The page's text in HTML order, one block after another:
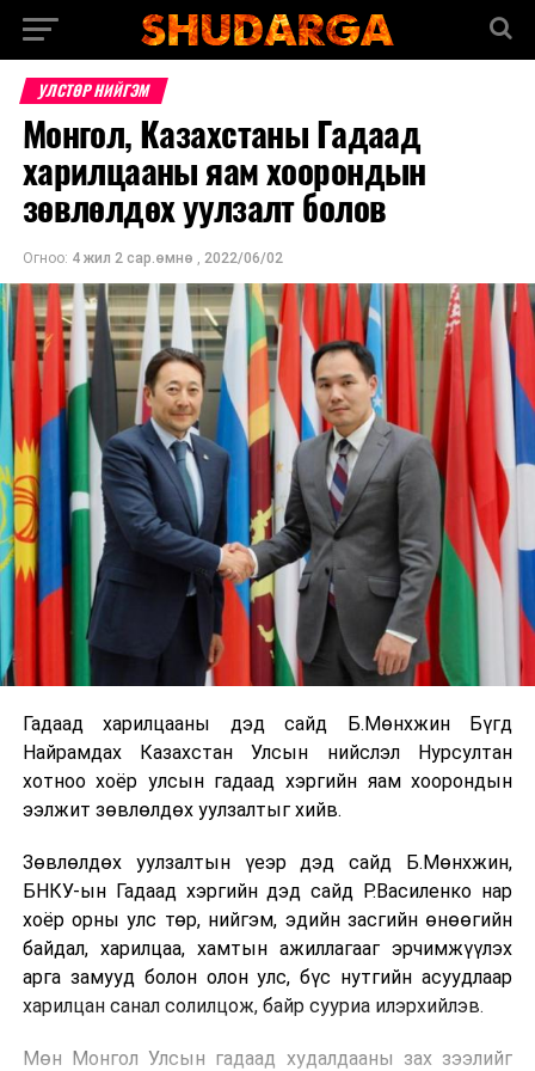
УЛСТӨР НИЙГЭМ
Монгол, Казахстаны Гадаад
харилцааны яам хоорондын
зөвлөлдөх уулзалт болов
Огноо: 4 жил 2 сар.өмнө , 2022/06/02
Гадаад харилцааны дэд сайд Б.Мөнхжин Бүгд
Найрамдах Казахстан Улсын нийслэл Нурсултан
хотноо хоёр улсын гадаад хэргийн яам хоорондын
ээлжит зөвлөлдөх уулзалтыг хийв.
Зөвлөлдөх уулзалтын үеэр дэд сайд Б.Мөнхжин,
БНКУ-ын Гадаад хэргийн дэд сайд Р.Василенко нар
хоёр орны улс төр, нийгэм, эдийн засгийн өнөөгийн
байдал, харилцаа, хамтын ажиллагааг эрчимжүүлэх
арга замууд болон олон улс, бүс нутгийн асуудлаар
харилцан санал солилцож, байр сууриа илэрхийлэв.
Мөн Монгол Улсын гадаад худалдааны зах зээлийг